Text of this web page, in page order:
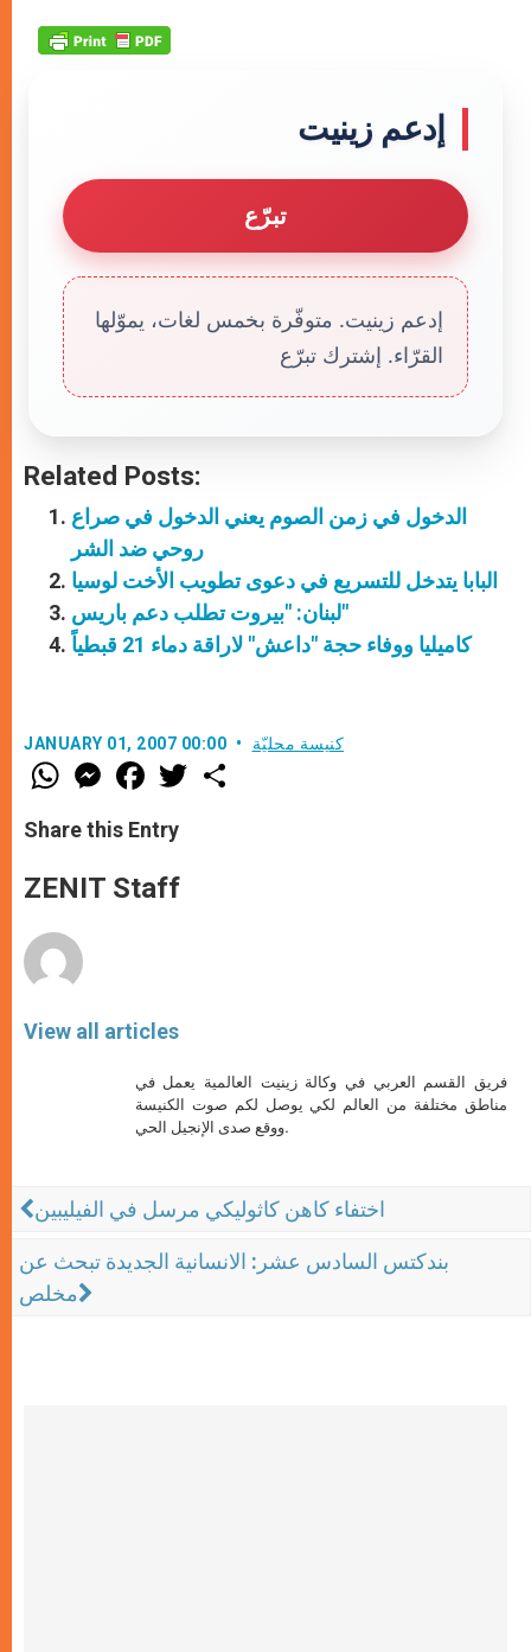
إدعم زينيت
تبرّع
إدعم زينيت. متوفّرة بخمس لغات، يموّلها
القرّاء. إشترك تبرّع
Related Posts:
الدخول في زمن الصوم يعني الدخول في صراع
روحي ضد الشر
البابا يتدخل للتسريع في دعوى تطويب الأخت لوسيا
لبنان: "بيروت تطلب دعم باريس"
كاميليا ووفاء حجة "داعش" لاراقة دماء 21 قبطياً
JANUARY 01, 2007 00:00 كنيسة محليّة
W
h
t
s
p
p
M
e
s
e
g
e
F
a
e
b
o
k
w
Share this Entry
ZENIT Staff
View all articles
فريق القسم العربي في وكالة زينيت العالمية يعمل في
مناطق مختلفة من العالم لكي يوصل لكم صوت الكنيسة
ووقع صدى الإنجيل الحي.
اختفاء كاهن كاثوليكي مرسل في الفيليبين
بندكتس السادس عشر: الانسانية الجديدة تبحث عن
مخلص